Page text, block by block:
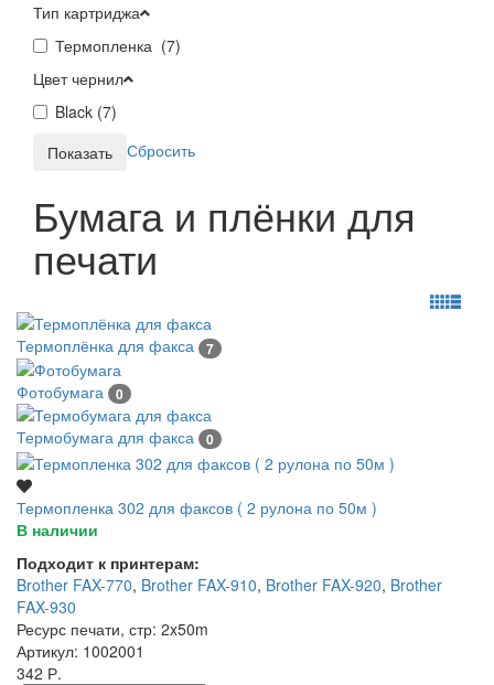
Тип картриджа
Термопленка (7)
Цвет чернил
Black (7)
Сбросить
Бумага и плёнки для
печати
Термоплёнка для факса 7
Фотобумага 0
Термобумага для факса 0
Термопленка 302 для факсов ( 2 рулона по 50м )
В наличии
Подходит к принтерам:
Brother FAX-770, Brother FAX-910, Brother FAX-920, Brother
FAX-930
Ресурс печати, стр: 2x50m
Артикул: 1002001
342 Р.